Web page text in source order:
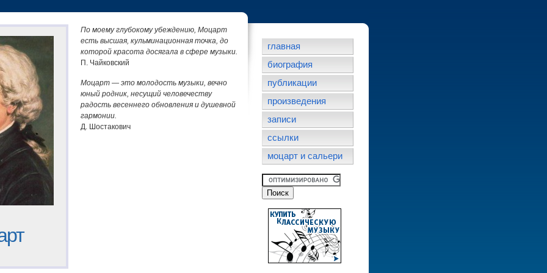
По моему глубокому убеждению, Моцарт
есть высшая, кульминационная точка, до
которой красота досягала в сфере музыки.
П. Чайковский
Моцарт — это молодость музыки, вечно
юный родник, несущий человечеству
радость весеннего обновления и душевной
гармонии.
Д. Шостакович
главная
биография
публикации
произведения
записи
ссылки
моцарт и сальери